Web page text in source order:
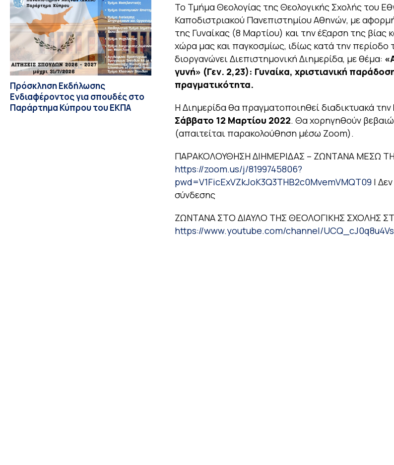
Πρόσκληση Εκδήλωσης
Ενδιαφέροντος για σπουδές στο
Παράρτημα Κύπρου του ΕΚΠΑ
Το Τμήμα Θεολογίας της Θεολογικής Σχολής του
Καποδιστριακού Πανεπιστημίου Αθηνών, με
της Γυναίκας (8 Μαρτίου) και την έξαρση της βίας
χώρα μας και παγκοσμίως, ιδίως κατά την περίοδο
διοργανώνει Διεπιστημονική Διημερίδα, με θέμα:
γυνή» (Γεν. 2,23): Γυναίκα, χριστιανική
πραγματικότητα.
Η Διημερίδα θα πραγματοποιηθεί διαδικτυακά την
Σάββατο 12 Μαρτίου 2022. Θα χορηγηθούν
(απαιτείται παρακολούθηση μέσω Zoom).
ΠΑΡΑΚΟΛΟΥΘΗΣΗ ΔΙΗΜΕΡΙΔΑΣ – ΖΩΝΤΑΝΑ ΜΕΣΩ
https://zoom.us/j/8199745806?
pwd=V1FicExVZkJoK3Q3THB2c0MvemVMQT09| Δεν
σύνδεσης
ZΩΝΤΑΝΑ ΣΤΟ ΔΙΑΥΛΟ ΤΗΣ ΘΕΟΛΟΓΙΚΗΣ ΣΧΟΛΗΣ
https://www.youtube.com/channel/